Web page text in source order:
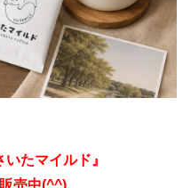
たマイルド』
売中(^^)